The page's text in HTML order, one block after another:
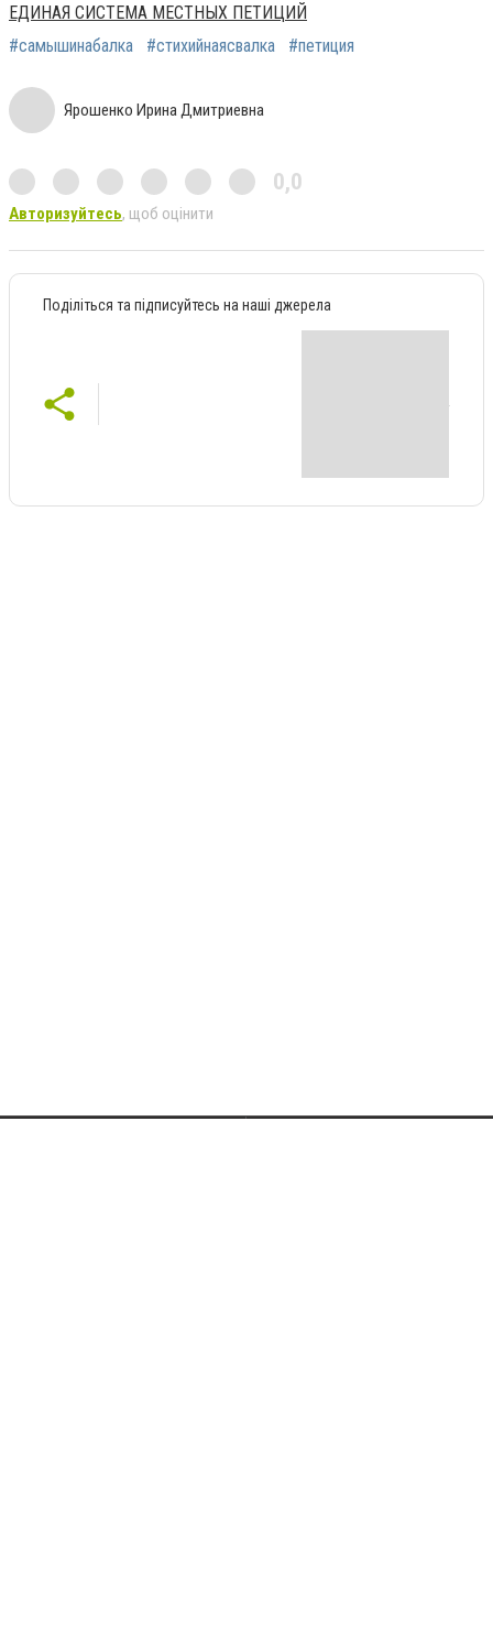
ЕДИНАЯ СИСТЕМА МЕСТНЫХ ПЕТИЦИЙ
#самышинабалка
#стихийнаясвалка #петиция
Ярошенко Ирина Дмитриевна
0,0
Авторизуйтесь, щоб оцінити
Поділіться та підписуйтесь на наші джерела